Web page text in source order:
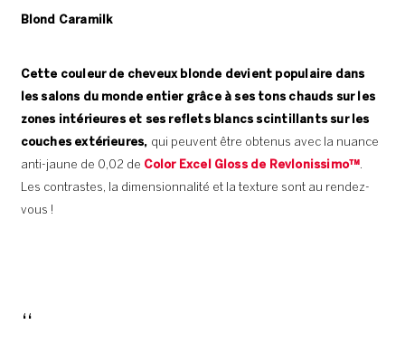
Blond Caramilk
Cette couleur de cheveux blonde devient populaire dans
les salons du monde entier grâce à ses tons chauds sur les
zones intérieures et ses reflets blancs scintillants sur les
couches extérieures, qui peuvent être obtenus avec la nuance
anti-jaune de 0,02 de Color Excel Gloss de Revlonissimo™.
Les contrastes, la dimensionnalité et la texture sont au rendez-
vous !